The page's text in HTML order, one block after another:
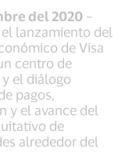
del 2020 –
lanzamiento del
de Visa
centro de
el diálogo
pagos,
y el avance del
de
alrededor del